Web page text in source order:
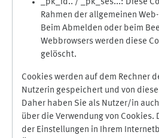
_pk_id.. / _pk_ses...: Diese
Rahmen der allgemeinen
Beim Abmelden oder beim
Webbrowsers werden diese
gelöscht.
Cookies werden auf dem Rechner
Nutzerin gespeichert und von
Daher haben Sie als Nutzer/in
über die Verwendung von Cookies.
der Einstellungen in Ihrem